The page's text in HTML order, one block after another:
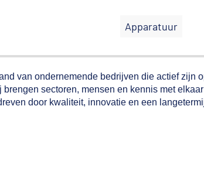
Apparatuur
van ondernemende bedrijven die actief zijn
sectoren, mensen en kennis met
door kwaliteit, innovatie en een